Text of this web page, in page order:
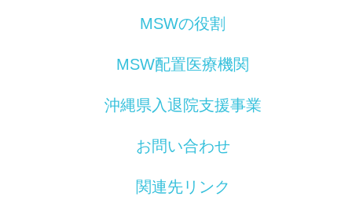
MSWの役割
MSW配置医療機関
沖縄県入退院支援事業
お問い合わせ
関連先リンク